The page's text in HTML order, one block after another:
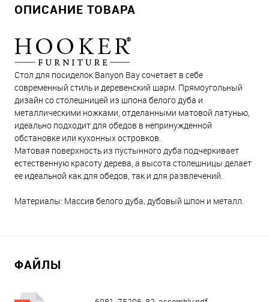
ОПИСАНИЕ ТОВАРА
Стол для посиделок Banyon Bay сочетает в себе
современный стиль и деревенский шарм. Прямоугольный
дизайн со столешницей из шпона белого дуба и
металлическими ножками, отделанными матовой латунью,
идеально подходит для обедов в непринужденной
обстановке или кухонных островков.
Матовая поверхность из пустынного дуба подчеркивает
естественную красоту дерева, а высота столешницы делает
ее идеальной как для обедов, так и для развлечений.
Материалы: Массив белого дуба, дубовый шпон и металл.
ФАЙЛЫ